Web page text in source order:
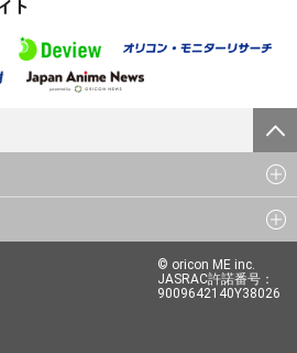
© oricon ME inc.
JASRAC許諾番号：
9009642140Y38026